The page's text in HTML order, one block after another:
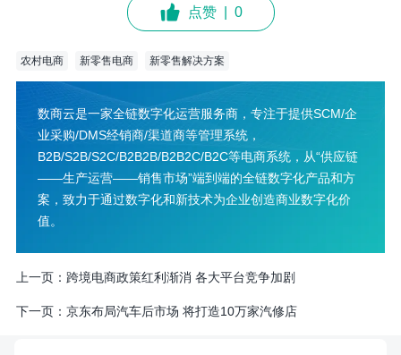
点赞 0
农村电商 新零售电商 新零售解决方案
数商云是一家全链数字化运营服务商，专注于提供SCM/企
业采购/DMS经销商/渠道商等管理系统，
B2B/S2B/S2C/B2B2B/B2B2C/B2C等电商系统，从“供应链
——生产运营——销售市场”端到端的全链数字化产品和方
案，致力于通过数字化和新技术为企业创造商业数字化价
值。
上一页： 跨境电商政策红利渐消 各大平台竞争加剧
下一页： 京东布局汽车后市场 将打造10万家汽修店